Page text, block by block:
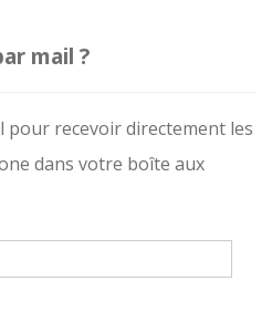
mail ?
pour recevoir directement les
dans votre boîte aux